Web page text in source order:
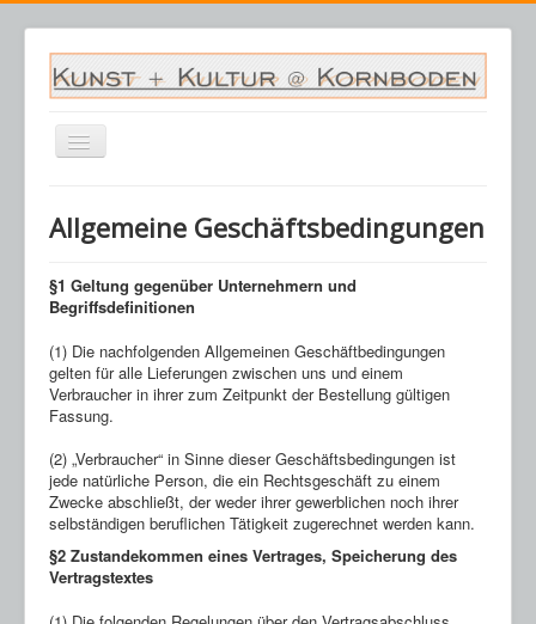
Navigation
an/aus
Veranstaltungen
Archiv
Saalplan
Kornboden
Kontakt
Allgemeine Geschäftsbedingungen
§1 Geltung gegenüber Unternehmern und
Begriffsdefinitionen
(1) Die nachfolgenden Allgemeinen Geschäftbedingungen
gelten für alle Lieferungen zwischen uns und einem
Verbraucher in ihrer zum Zeitpunkt der Bestellung gültigen
Fassung.
(2) „Verbraucher“ in Sinne dieser Geschäftsbedingungen ist
jede natürliche Person, die ein Rechtsgeschäft zu einem
Zwecke abschließt, der weder ihrer gewerblichen noch ihrer
selbständigen beruflichen Tätigkeit zugerechnet werden kann.
§2 Zustandekommen eines Vertrages, Speicherung des
Vertragstextes